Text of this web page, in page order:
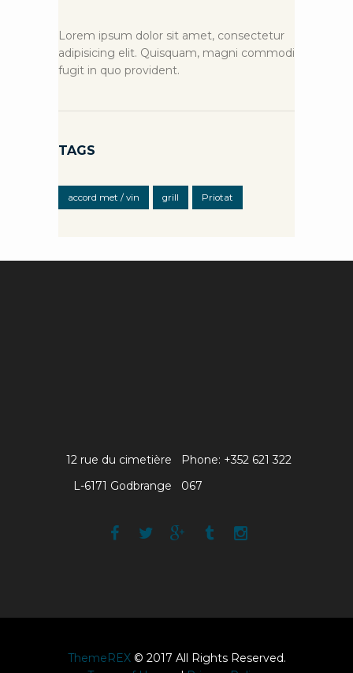
Lorem ipsum dolor sit amet, consectetur
adipisicing elit. Quisquam, magni commodi
fugit in quo provident.
TAGS
accord met / vin grill Priotat
Phone: +352 621 322
067
12 rue du cimetière
L-6171 Godbrange
ThemeREX© 2017 All Rights Reserved.